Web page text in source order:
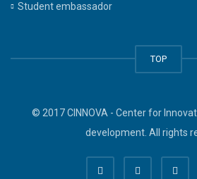
Student embassador
TOP
© 2017 CINNOVA - Center for
development. All rights